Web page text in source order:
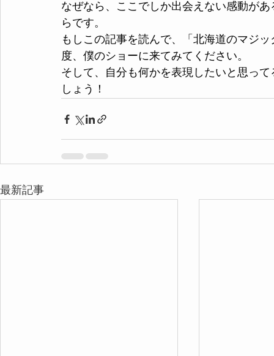
なぜなら、ここでしか出会えない感動が
らです。
もしこの記事を読んで、「北海道のマジ
度、僕のショーに来てみてください。
そして、自分も何かを表現したいと思っ
しょう！
最新記事